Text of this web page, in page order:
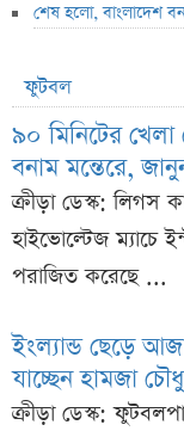
শেষ হলো, বাংলাদেশ
ফুটবল
৯০ মিনিটের খেলা
বনাম মন্তেরে,
ক্রীড়া ডেস্ক: লিগস
হাইভোল্টেজ ম্যাচে
পরাজিত করেছে ...
ইংল্যান্ড ছেড়ে
যাচ্ছেন হামজা
ক্রীড়া ডেস্ক: